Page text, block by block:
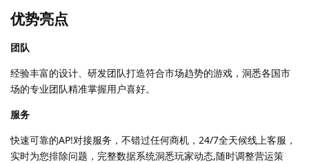
优势亮点
团队
经验丰富的设计、研发团队打造符合市场趋势的游戏，洞悉各国市
场的专业团队精准掌握用户喜好。
服务
快速可靠的AP!对接服务，不错过任何商机，24/7全天候线上客服，
实时为您排除问题，完整数据系统洞悉玩家动态,随时调整营运策